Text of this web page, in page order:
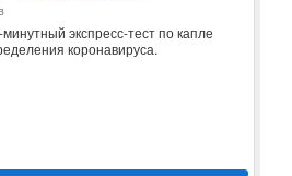
экспресс-тест по капле
коронавируса.